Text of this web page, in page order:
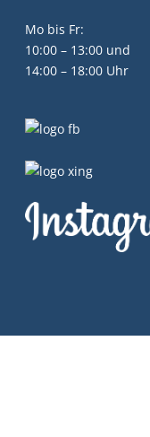
Mo bis Fr:
10:00 – 13:00 und
14:00 – 18:00 Uhr